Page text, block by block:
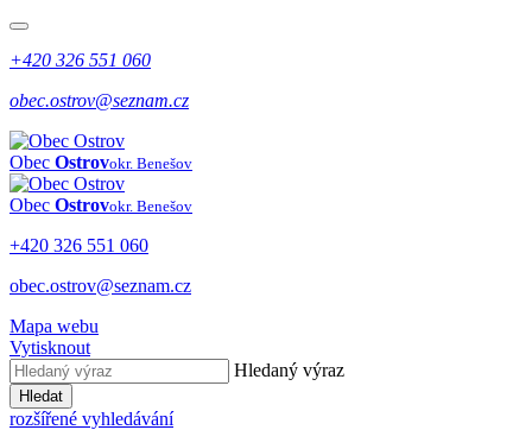
+420 326 551 060
obec.ostrov@seznam.cz
Obec Ostrovokr. Benešov
Obec Ostrovokr. Benešov
+420 326 551 060
obec.ostrov@seznam.cz
Mapa webu
Vytisknout
Hledaný výraz
Hledat
rozšířené vyhledávání